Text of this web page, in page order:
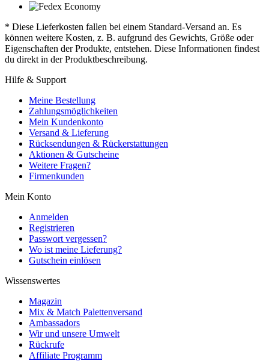
* Diese Lieferkosten fallen bei einem Standard-Versand an. Es
können weitere Kosten, z. B. aufgrund des Gewichts, Größe oder
Eigenschaften der Produkte, entstehen. Diese Informationen findest
du direkt in der Produktbeschreibung.
Hilfe & Support
Meine Bestellung
Zahlungsmöglichkeiten
Mein Kundenkonto
Versand & Lieferung
Rücksendungen & Rückerstattungen
Aktionen & Gutscheine
Weitere Fragen?
Firmenkunden
Mein Konto
Anmelden
Registrieren
Passwort vergessen?
Wo ist meine Lieferung?
Gutschein einlösen
Wissenswertes
Magazin
Mix & Match Palettenversand
Ambassadors
Wir und unsere Umwelt
Rückrufe
Affiliate Programm